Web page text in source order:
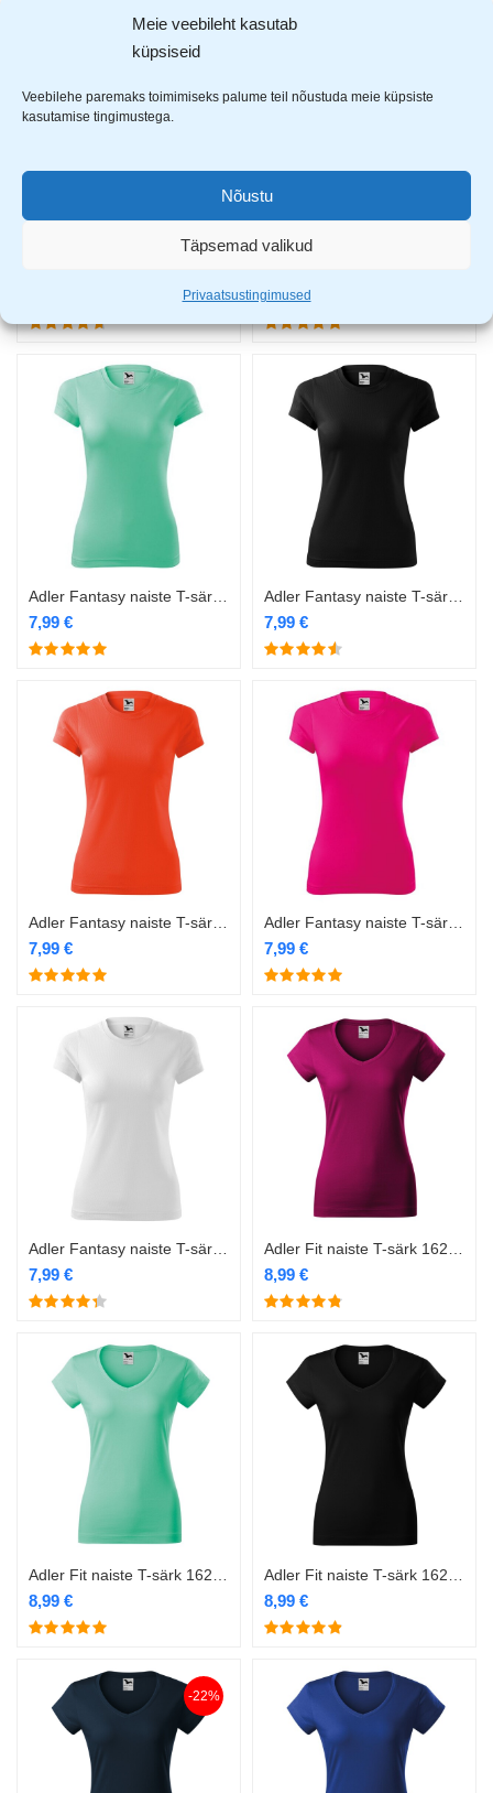
Meie veebileht kasutab
küpsiseid
Veebilehe paremaks toimimiseks palume teil nõustuda meie küpsiste
kasutamise tingimustega.
Nõustu
Täpsemad valikud
Privaatsustingimused
7,99€
7,99 € 7,99 €
7,99 € 7,99 €
7,99 € 8,99 €
8,99 € 8,99 €
-22%